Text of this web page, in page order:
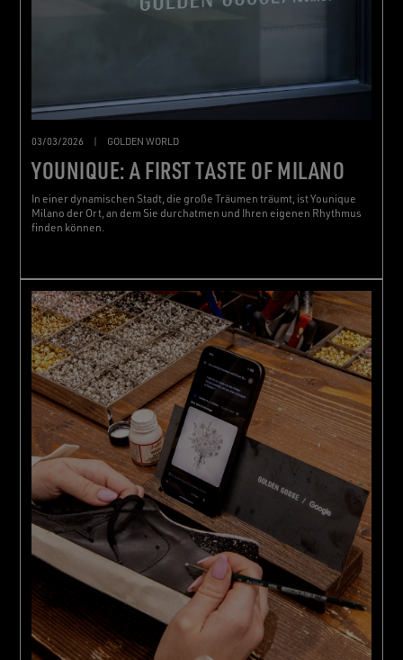
03/03/2026 GOLDEN WORLD
YOUNIQUE: A FIRST TASTE OF MILANO
In einer dynamischen Stadt, die große Träumen träumt, ist Younique
Milano der Ort, an dem Sie durchatmen und Ihren eigenen Rhythmus
finden können.